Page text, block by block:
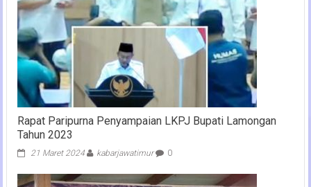
Rapat Paripurna Penyampaian LKPJ Bupati Lamongan
Tahun 2023
21 Maret 2024 kabarjawatimur 0